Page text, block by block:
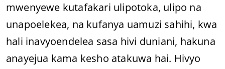
mwenyewe kutafakari ulipotoka, ulipo na
unapoelekea, na kufanya uamuzi sahihi, kwa
hali inavyoendelea sasa hivi duniani, hakuna
anayejua kama kesho atakuwa hai. Hivyo